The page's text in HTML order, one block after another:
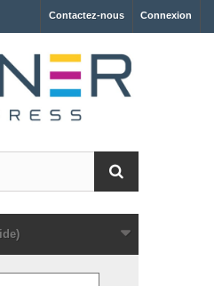
Connexion
Contactez-nous